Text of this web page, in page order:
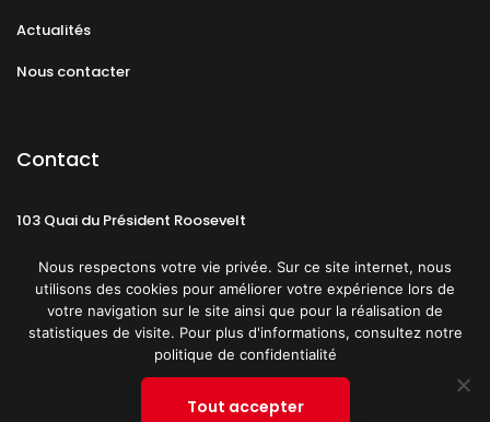
Actualités
Nous contacter
Contact
103 Quai du Président Roosevelt
CGU Politique de confidentialité
Nous respectons votre vie privée. Sur ce site internet, nous
utilisons des cookies pour améliorer votre expérience lors de
votre navigation sur le site ainsi que pour la réalisation de
statistiques de visite. Pour plus d'informations, consultez notre
politique de confidentialité
Tout accepter